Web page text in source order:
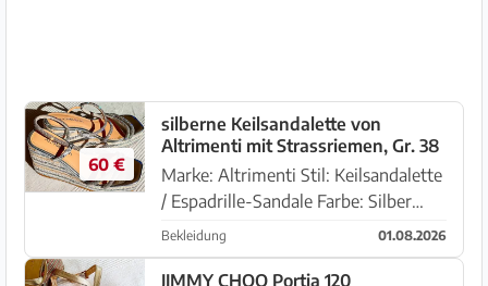
60 €
silberne Keilsandalette von
Altrimenti mit Strassriemen, Gr. 38
Marke: Altrimenti Stil: Keilsandalette
/ Espadrille-Sandale Farbe: Silber
(Silver) Details: Strassstein-
Verzierungen an den Riemen,
geflochtene Jute-Keilsohle
Bekleidung 01.08.2026
JIMMY CHOO Portia 120